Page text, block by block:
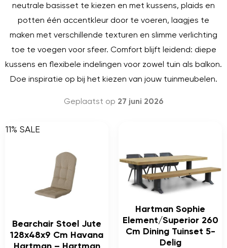
neutrale basisset te kiezen en met kussens, plaids en
potten één accentkleur door te voeren, laagjes te
maken met verschillende texturen en slimme verlichting
toe te voegen voor sfeer. Comfort blijft leidend: diepe
kussens en flexibele indelingen voor zowel tuin als balkon.
Doe inspiratie op bij het kiezen van jouw tuinmeubelen.
Geplaatst op 27 juni 2026
11% SALE
Bearchair Stoel Jute
128x48x9 Cm Havana
Hartman Sophie
Element/Superior 260
Cm Dining Tuinset 5-
Delig